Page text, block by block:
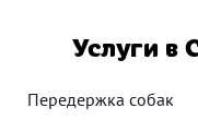
Услуги в
Передержка собак